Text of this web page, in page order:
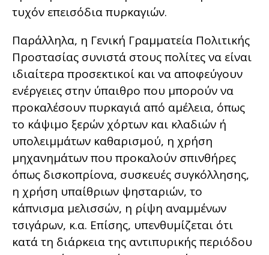
τυχόν επεισόδια πυρκαγιών.
Παράλληλα, η Γενική Γραμματεία Πολιτικής
Προστασίας συνιστά στους πολίτες να είναι
ιδιαίτερα προσεκτικοί και να αποφεύγουν
ενέργειες στην ύπαιθρο που μπορούν να
προκαλέσουν πυρκαγιά από αμέλεια, όπως
το κάψιμο ξερών χόρτων και κλαδιών ή
υπολειμμάτων καθαρισμού, η χρήση
μηχανημάτων που προκαλούν σπινθήρες
όπως δισκοπρίονα, συσκευές συγκόλλησης,
η χρήση υπαίθριων ψησταριών, το
κάπνισμα μελισσών, η ρίψη αναμμένων
τσιγάρων, κ.α. Επίσης, υπενθυμίζεται ότι
κατά τη διάρκεια της αντιπυρικής περιόδου